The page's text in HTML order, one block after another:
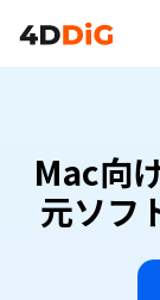
Mac向
元ソフ